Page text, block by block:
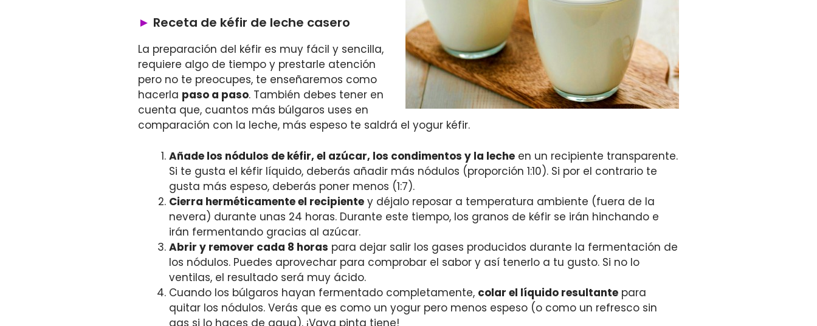
Receta de kéfir de leche casero
La preparación del kéfir es muy fácil y sencilla,
requiere algo de tiempo y prestarle atención
pero no te preocupes, te enseñaremos como
hacerla paso a paso. También debes tener en
cuenta que, cuantos más búlgaros uses en
comparación con la leche, más espeso te saldrá el yogur kéfir.
Añade los nódulos de kéfir, el azúcar, los condimentos y la leche en un recipiente transparente.
Si te gusta el kéfir líquido, deberás añadir más nódulos (proporción 1:10). Si por el contrario te
gusta más espeso, deberás poner menos (1:7).
Cierra herméticamente el recipiente y déjalo reposar a temperatura ambiente (fuera de la
nevera) durante unas 24 horas. Durante este tiempo, los granos de kéfir se irán hinchando e
irán fermentando gracias al azúcar.
Abrir y remover cada 8 horas para dejar salir los gases producidos durante la fermentación de
los nódulos. Puedes aprovechar para comprobar el sabor y así tenerlo a tu gusto. Si no lo
ventilas, el resultado será muy ácido.
Cuando los búlgaros hayan fermentado completamente, colar el líquido resultante para
quitar los nódulos. Verás que es como un yogur pero menos espeso (o como un refresco sin
gas si lo haces de agua). ¡Vaya pinta tiene!